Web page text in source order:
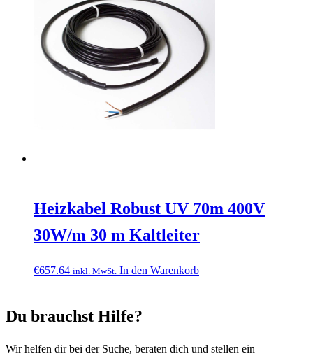
Heizkabel Robust UV 70m 400V
30W/m 30 m Kaltleiter
€657.64 inkl. MwSt. In den Warenkorb
Du brauchst Hilfe?
Wir helfen dir bei der Suche, beraten dich und stellen ein